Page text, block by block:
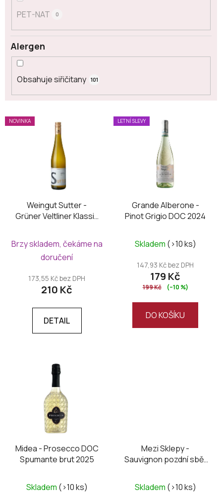
PET-NAT 0
Alergen
Obsahuje siřičitany 101
V
ý
NOVINKA
Weingut Sutter -
Grüner Veltliner Klassik
Brzy skladem, čekáme na
doručení
173,55 Kč bez DPH
210 Kč
DETAIL
LETNÍ SLEVY
Grande Alberone -
Pinot Grigio DOC 2024
Skladem (>10 ks)
147,93 Kč bez DPH
179 Kč
199 Kč (–10 %)
DO KOŠÍKU
Midea - Prosecco DOC
Spumante brut 2025
Skladem (>10 ks)
Mezi Sklepy -
Sauvignon pozdní sběr
Skladem (>10 ks)